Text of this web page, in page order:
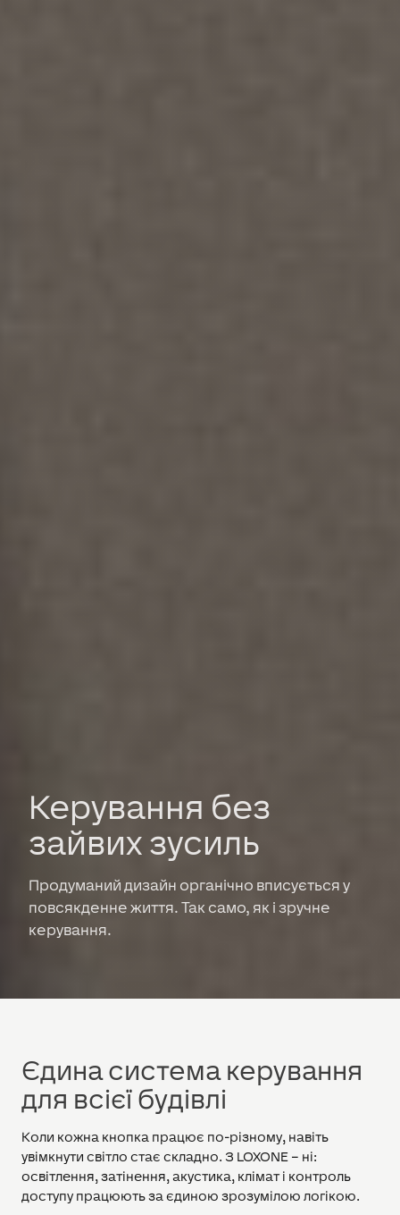
Керування без
зайвих зусиль
Продуманий дизайн органічно вписується у
повсякденне життя. Так само, як і зручне
керування.
Єдина система керування
для всієї будівлі
Коли кожна кнопка працює по-різному, навіть
увімкнути світло стає складно. З LOXONE – ні:
освітлення, затінення, акустика, клімат і контроль
доступу працюють за єдиною зрозумілою логікою.